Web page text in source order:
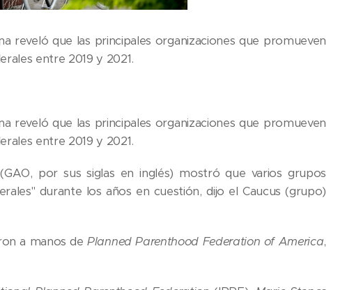
reveló que las principales organizaciones que promueven
entre 2019 y 2021.
reveló que las principales organizaciones que promueven
entre 2019 y 2021.
por sus siglas en inglés) mostró que varios grupos
durante los años en cuestión, dijo el Caucus (grupo)
a manos dePlanned Parenthood Federation of America,